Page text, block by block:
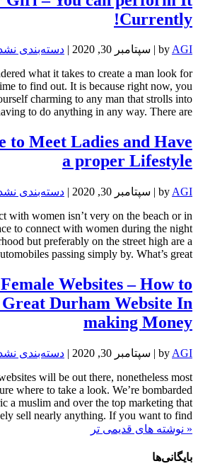
Currently!
byAGI
| سپتامبر 30, 2020 | دسته‌بندی
what it takes to create a man look for
to find out. It is because right now, you
charming to any man that strolls into
to do anything in any way. There are...
to Meet Ladies and Have
a proper Lifestyle
by AGI
| سپتامبر 30, 2020 | دسته‌بندی
with women isn’t very on the beach or in
to connect with women during the night
but preferably on the street high are a
passing simply by. What’s great...
Websites – How to
Great Durham Website In
making Money
by AGI
| سپتامبر 30, 2020 | دسته‌بندی
will be out there, nonetheless most
where to take a look. We’re bombarded
a muslim and over the top marketing that
sell nearly anything. If you want to find...
« نوشته های قدیمی تر
بایگانی‌ها